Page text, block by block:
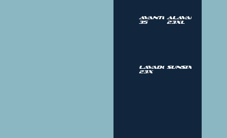
Avantgarde
35
Alavanca
23XL
Lavador
23X
SUNSIX